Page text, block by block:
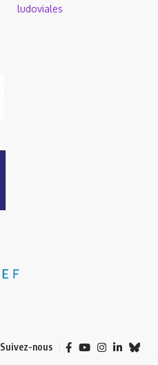
ludoviales
Suivez-nous